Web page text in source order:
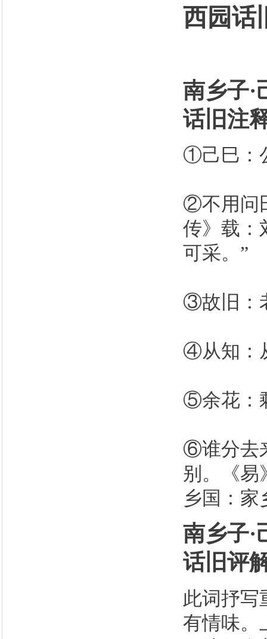
西园话
南乡子·
话旧注
①己巳：
②不用问
传》载：
可采。”
③故旧：
④从知：
⑤余花：
⑥谁分去
别。《易
乡国：家
南乡子·
话旧评
此词抒写
有情味。